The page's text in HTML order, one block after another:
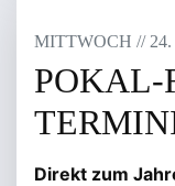
MITTWOCH // 24.
POKAL-
Direkt zum